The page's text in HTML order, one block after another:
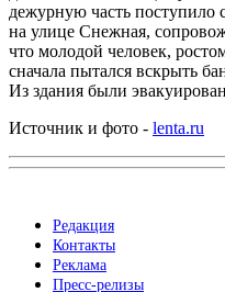
дежурную часть поступило
на улице Снежная,
что молодой человек,
сначала пытался вскрыть
Из здания были
Источник и фото - lenta.ru
Редакция
Контакты
Реклама
Пресс-релизы